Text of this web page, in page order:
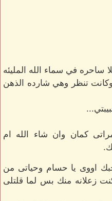
ساحره في سماء الله المليئه
وكانت تنظر وهي شارده الذهن
كمان وان شاء الله ام
اووى يا حسام وحياتى من
زعلانه منك بس لما قلتلى